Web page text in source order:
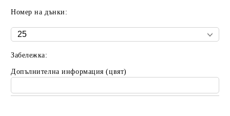
Номер на дънки:
Забележка:
Допълнителна информация (цвят)